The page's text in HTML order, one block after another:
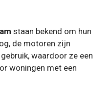
staan ​​bekend om hun
de motoren zijn
waardoor ze een
woningen met een